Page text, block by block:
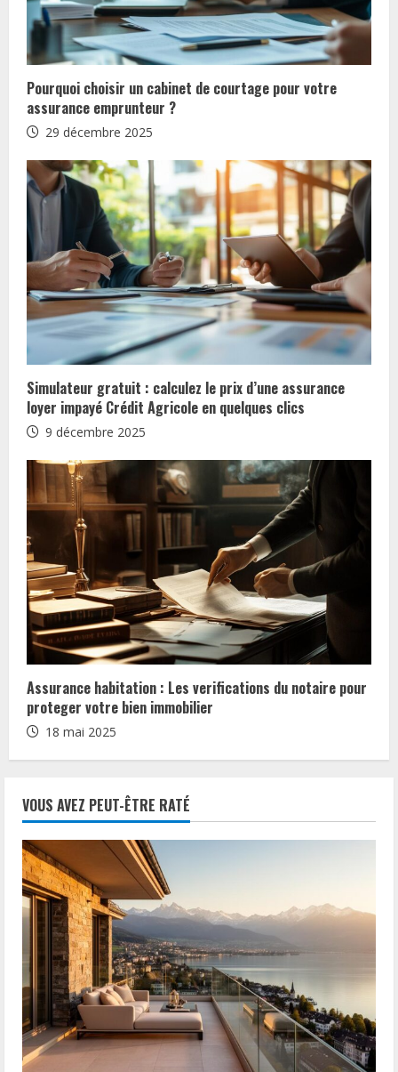
e
R
e
a
d
i
n
g
Pourquoi choisir un cabinet de courtage pour votre
assurance emprunteur ?
29 décembre 2025
Simulateur gratuit : calculez le prix d’une assurance
loyer impayé Crédit Agricole en quelques clics
9 décembre 2025
Assurance habitation : Les verifications du notaire pour
proteger votre bien immobilier
18 mai 2025
VOUS AVEZ PEUT-ÊTRE RATÉ